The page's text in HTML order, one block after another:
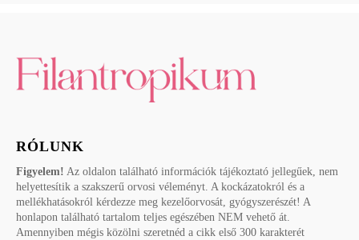
RÓLUNK
Figyelem! Az oldalon található információk tájékoztató jellegűek, nem
helyettesítik a szakszerű orvosi véleményt. A kockázatokról és a
mellékhatásokról kérdezze meg kezelőorvosát, gyógyszerészét! A
honlapon található tartalom teljes egészében NEM vehető át.
Amennyiben mégis közölni szeretnéd a cikk első 300 karakterét